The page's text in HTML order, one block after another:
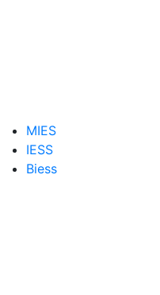
para niños
MIES
IESS
Biess